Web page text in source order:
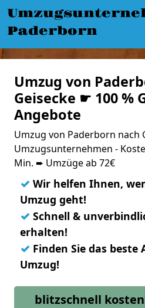
Paderborn
Umzug von
Geisecke ☛ 100 %
Angebote
Umzug von Paderborn nach
Umzugsunternehmen -
Min. ➨ Umzüge ab 72€
✓ Wir helfen Ihnen,
Umzug geht!
✓ Schnell &
erhalten!
✓ Finden Sie das
Umzug!
blitzschnell